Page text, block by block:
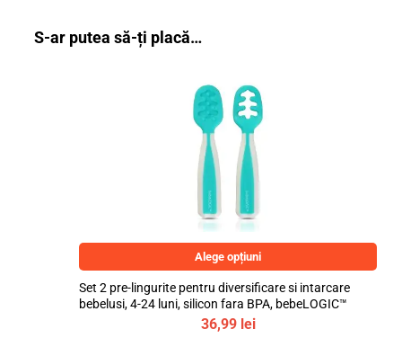
S-ar putea să-ți placă…
Alege opțiuni
Set 2 pre-lingurite pentru diversificare si intarcare
bebelusi, 4-24 luni, silicon fara BPA, bebeLOGIC™
36,99 lei